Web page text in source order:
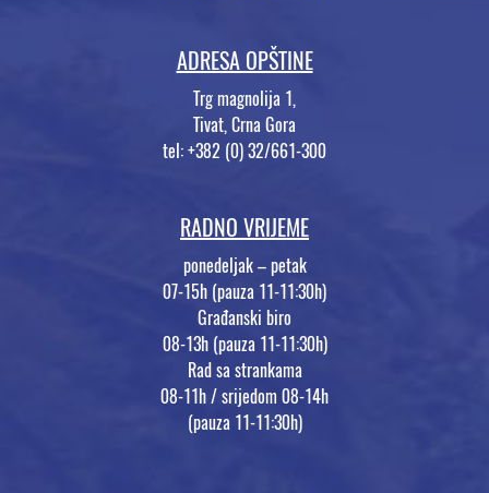
ADRESA OPŠTINE
Trg magnolija 1,
Tivat, Crna Gora
tel: +382 (0) 32/661-300
RADNO VRIJEME
ponedeljak – petak
07-15h (pauza 11-11:30h)
Građanski biro
08-13h (pauza 11-11:30h)
Rad sa strankama
08-11h / srijedom 08-14h
(pauza 11-11:30h)